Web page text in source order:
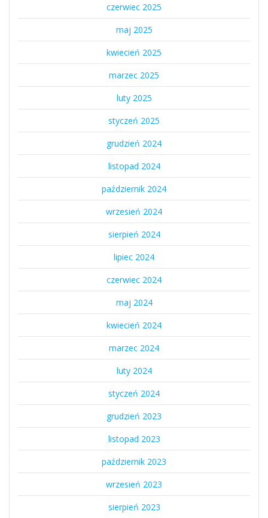
czerwiec 2025
maj 2025
kwiecień 2025
marzec 2025
luty 2025
styczeń 2025
grudzień 2024
listopad 2024
październik 2024
wrzesień 2024
sierpień 2024
lipiec 2024
czerwiec 2024
maj 2024
kwiecień 2024
marzec 2024
luty 2024
styczeń 2024
grudzień 2023
listopad 2023
październik 2023
wrzesień 2023
sierpień 2023